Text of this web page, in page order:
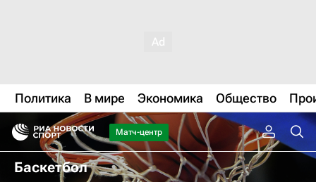
Политика В мире Экономика Общество
Матч-центр
Баскетбол